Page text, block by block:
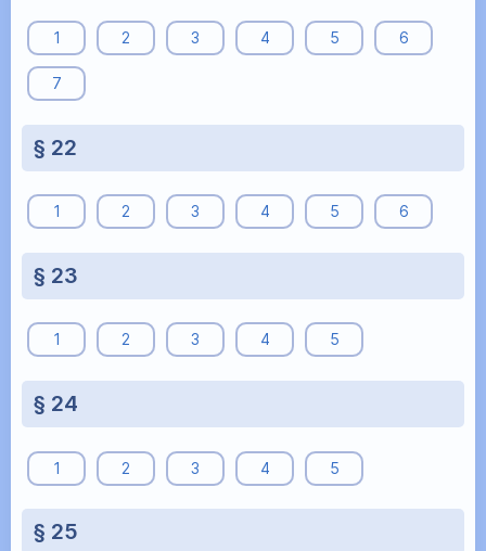
1 2 3 4 5 6
7
§ 22
1 2 3 4 5 6
§ 23
1 2 3 4 5
§ 24
1 2 3 4 5
§ 25